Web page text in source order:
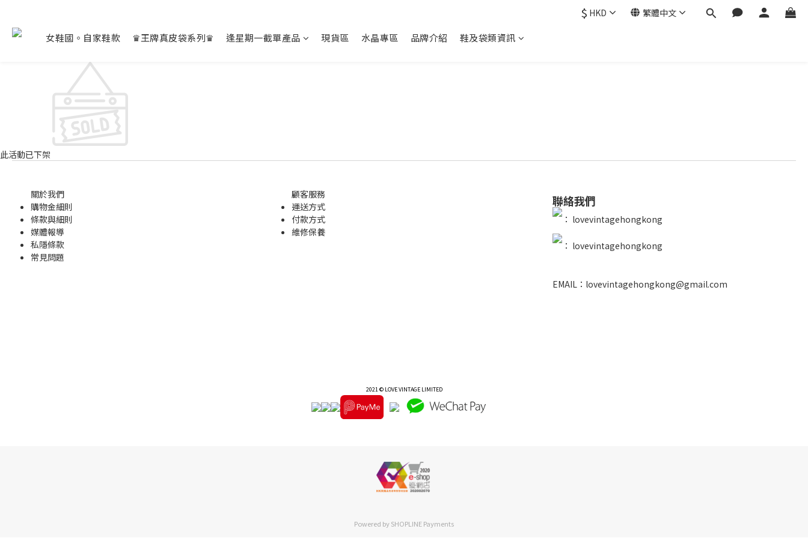
$ HKD 繁體中文
女鞋國。自家鞋款 ♛王牌真皮袋系列♛ 逢星期一截單產品 現貨區 水晶專區 品牌介紹 鞋及袋類資訊
此活動已下架
關於我們
購物金細則
條款與細則
媒體報導
私隱條款
常見問題
顧客服務
運送方式
付款方式
維修保養
聯絡我們
： lovevintagehongkong
： lovevintagehongkong
EMAIL：lovevintagehongkong@gmail.com
2021 © LOVE VINTAGE LIMITED
Powered bySHOPLINE Payments